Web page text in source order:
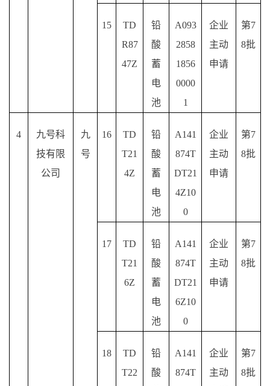
15
TD
R87
47Z
铅
酸
蓄
电
池
A093
2858
1856
0000
1
企业
主动
申请
第7
8批
4
九号科
技有限
公司
九
号
16
TD
T21
4Z
铅
酸
蓄
电
池
A141
874T
DT21
4Z10
0
企业
主动
申请
第7
8批
17
TD
T21
6Z
铅
酸
蓄
电
池
A141
874T
DT21
6Z10
0
企业
主动
申请
第7
8批
18
TD
T22
铅
酸
A141
874T
企业
主动
第7
8批